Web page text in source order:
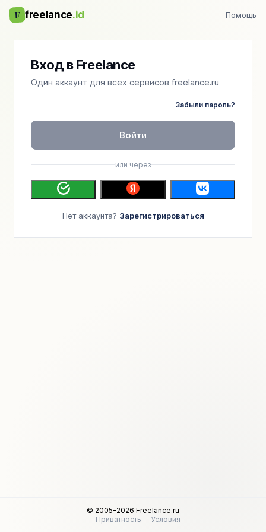
F freelance.id Помощь
Вход в Freelance
Один аккаунт для всех сервисов freelance.ru
Забыли пароль?
Войти
или через
Нет аккаунта? Зарегистрироваться
© 2005–2026 Freelance.ru
Приватность
Условия